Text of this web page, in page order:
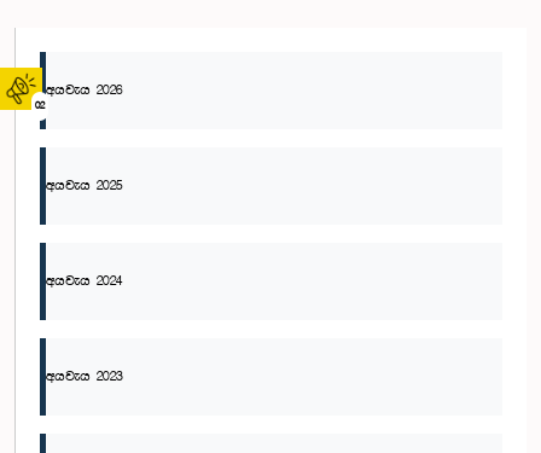
02
අයවැය 2026
අයවැය 2025
අයවැය 2024
අයවැය 2023